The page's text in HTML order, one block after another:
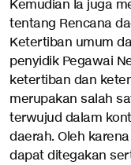
Kemudian Ia juga
tentang Rencana
Ketertiban umum
penyidik Pegawai
ketertiban dan
merupakan salah
terwujud dalam
daerah. Oleh
dapat ditegakan